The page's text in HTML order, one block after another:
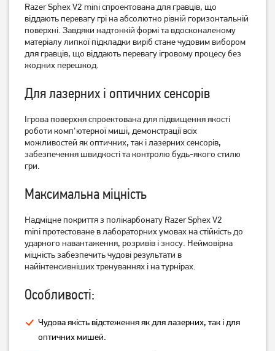
Ігрова поверхня Gembird
MP-GAMEPRO-M
Ігрова поверхня Gembird
MP-GAMEPRO-S
Ігрова поверхня Gembird
MP-S Black (MP-S-BK)
Ігрова поверхня Gembird
MP-S Grey (MP-S-G)
Razer Sphex V2 mini спроектована для гравців, що
віддають перевагу грі на абсолютно рівній горизонтальній
поверхні. Завдяки надтонкій формі та вдосконаленому
матеріалу липкої підкладки виріб стане чудовим вибором
для гравців, що віддають перевагу ігровому процесу без
жодних перешкод.
Для лазерних і оптичних сенсорів
Ігрова поверхня спроектована для підвищення якості
роботи комп'ютерної миші, демонстрації всіх
можливостей як оптичних, так і лазерних сенсорів,
забезпечення швидкості та контролю будь-якого стилю
гри.
Максимальна міцність
Надміцне покриття з полікарбонату Razer Sphex V2
mini протестоване в лабораторних умовах на стійкість до
ударного навантаження, розривів і зносу. Неймовірна
міцність забезпечить чудові результати в
найінтенсивніших тренуваннях і на турнірах.
Особливості:
Чудова якість відстеження як для лазерних, так і для
оптичних мишей.